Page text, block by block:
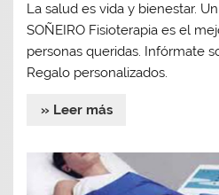
La salud es vida y bienestar.
SOÑEIRO Fisioterapia es el
personas queridas. Infórmate
Regalo personalizados.
» Leer más